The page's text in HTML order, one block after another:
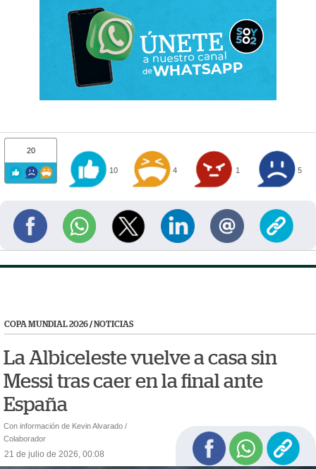
20
10 4 1 5
COPA MUNDIAL 2026/NOTICIAS
La Albiceleste vuelve a casa sin
Messi tras caer en la final ante
España
Con información de Kevin Alvarado /
Colaborador
21 de julio de 2026, 00:08